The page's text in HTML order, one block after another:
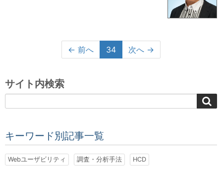
← 前へ 34 次へ →
サイト内検索
キーワード別記事一覧
Webユーザビリティ 調査・分析手法 HCD